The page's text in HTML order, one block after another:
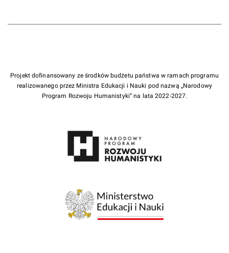
Projekt dofinansowany ze środków budżetu państwa w ramach programu
realizowanego przez Ministra Edukacji i Nauki pod nazwą „Narodowy
Program Rozwoju Humanistyki” na lata 2022-2027.